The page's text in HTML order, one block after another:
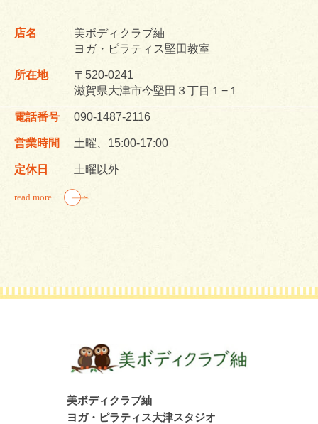
店名
美ボディクラブ紬
ヨガ・ピラティス堅田教室
所在地
〒520-0241
滋賀県大津市今堅田３丁目１−１
電話番号 090-1487-2116
営業時間 土曜、15:00-17:00
定休日 土曜以外
read more
美ボディクラブ紬
ヨガ・ピラティス大津スタジオ